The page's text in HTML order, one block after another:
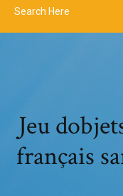
Jeu
français